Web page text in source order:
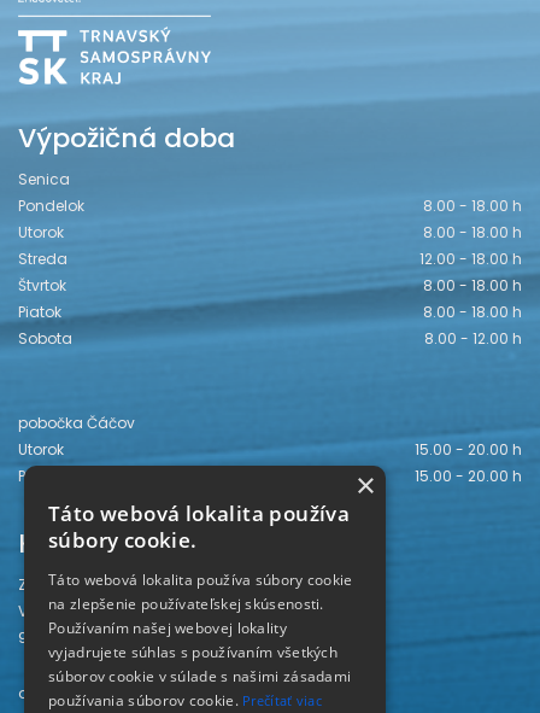
Výpožičná doba
Senica
Pondelok
8.00 - 18.00 h
Utorok
8.00 - 18.00 h
Streda
12.00 - 18.00 h
Štvrtok
8.00 - 18.00 h
Piatok
8.00 - 18.00 h
Sobota
8.00 - 12.00 h
pobočka Čáčov
Utorok
15.00 - 20.00 h
Piatok
15.00 - 20.00 h
Kontakt
Záhorská knižnica
Vajanského 28
905 01 Senica
odd. beletrie 034/654 3780
×
Táto webová lokalita používa
súbory cookie.
Táto webová lokalita používa súbory cookie
na zlepšenie používateľskej skúsenosti.
Používaním našej webovej lokality
vyjadrujete súhlas s používaním všetkých
súborov cookie v súlade s našimi zásadami
používania súborov cookie. Prečítať viac